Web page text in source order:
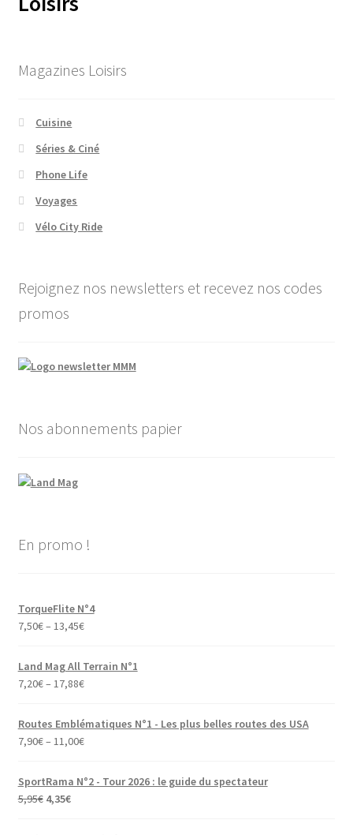
Magazines Loisirs
Cuisine
Séries & Ciné
Phone Life
Voyages
Vélo City Ride
Rejoignez nos newsletters et recevez nos codes
promos
Nos abonnements papier
En promo !
TorqueFlite N°4
7,50€– 13,45€
Land Mag All Terrain N°1
7,20€– 17,88€
Routes Emblématiques N°1 - Les plus belles routes des USA
7,90€– 11,00€
SportRama N°2 - Tour 2026 : le guide du spectateur
5,95€ Le
4,35€Le